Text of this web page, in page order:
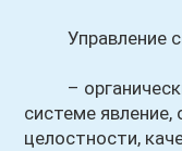
Управление
– органически
системе
целостности,